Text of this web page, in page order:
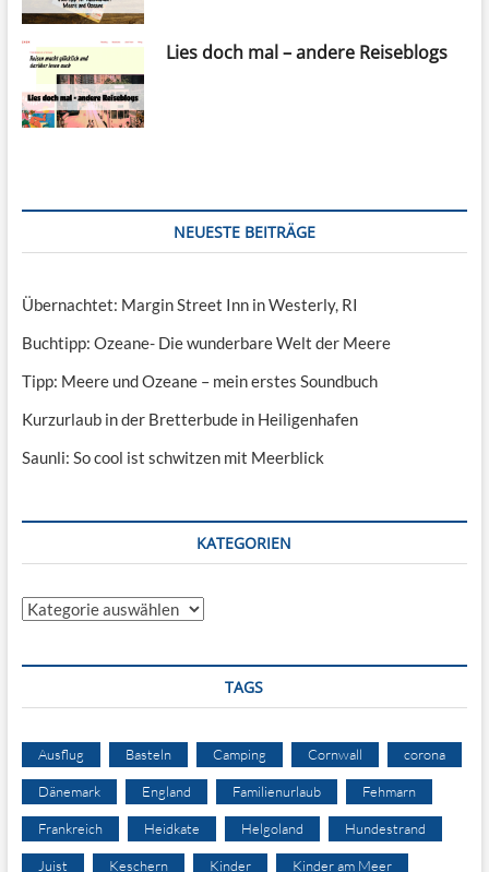
Lies doch mal – andere Reiseblogs
NEUESTE BEITRÄGE
Übernachtet: Margin Street Inn in Westerly, RI
Buchtipp: Ozeane- Die wunderbare Welt der Meere
Tipp: Meere und Ozeane – mein erstes Soundbuch
Kurzurlaub in der Bretterbude in Heiligenhafen
Saunli: So cool ist schwitzen mit Meerblick
KATEGORIEN
Kategorien
TAGS
Ausflug Basteln Camping Cornwall corona
Dänemark England Familienurlaub Fehmarn
Frankreich Heidkate Helgoland Hundestrand
Juist Keschern Kinder Kinder am Meer